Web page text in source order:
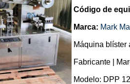
Código de
Marca: Mark
Máquina blíster
Fabricante |
Modelo: DPP